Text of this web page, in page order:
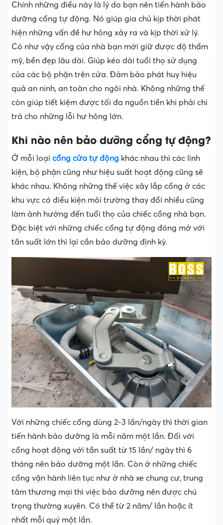
Chính những điều này là lý do bạn nên tiến hành bảo
dưỡng cổng tự động. Nó giúp gia chủ kịp thời phát
hiện những vấn đề hư hỏng xảy ra và kịp thời xử lý.
Có như vậy cổng của nhà bạn mới giữ được độ thẩm
mỹ, bền đẹp lâu dài. Giúp kéo dài tuổi thọ sử dụng
của các bộ phận trên cửa. Đảm bảo phát huy hiệu
quả an ninh, an toàn cho ngôi nhà. Không những thế
còn giúp tiết kiệm được tối đa nguồn tiền khi phải chi
trả cho những lỗi hư hỏng lớn.
Khi nào nên bảo dưỡng cổng tự động?
Ở mỗi loại cổng cửa tự động khác nhau thì các linh
kiện, bộ phận cũng như hiệu suất hoạt động cũng sẽ
khác nhau. Không những thế việc xây lắp cổng ở các
khu vực có điều kiện môi trường thay đổi nhiều cũng
làm ảnh hưởng đến tuổi thọ của chiếc cổng nhà bạn.
Đặc biệt với những chiếc cổng tự động đóng mở với
tần suất lớn thì lại cần bảo dưỡng định kỳ.
Với những chiếc cổng dùng 2-3 lần/ngày thì thời gian
tiến hành bảo dưỡng là mỗi năm một lần. Đối với
cổng hoạt động với tần suất từ 15 lần/ ngày thì 6
tháng nên bảo dưỡng một lần. Còn ở những chiếc
cổng vận hành liên tục như ở nhà xe chung cư, trung
tâm thương mại thì việc bảo dưỡng nên được chú
trọng thường xuyên. Có thể từ 2 năm/ lần hoặc ít
nhất mỗi quý một lần.